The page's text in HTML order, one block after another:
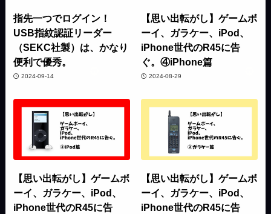
指先一つでログイン！
USB指紋認証リーダー
（SEKC社製）は、かなり
便利で優秀。
2024-09-14
【思い出転がし】ゲームボ
ーイ、ガラケー、iPod、
iPhone世代のR45に告
ぐ。④iPhone篇
2024-08-29
【思い出転がし】ゲームボ
ーイ、ガラケー、iPod、
iPhone世代のR45に告
【思い出転がし】ゲームボ
ーイ、ガラケー、iPod、
iPhone世代のR45に告